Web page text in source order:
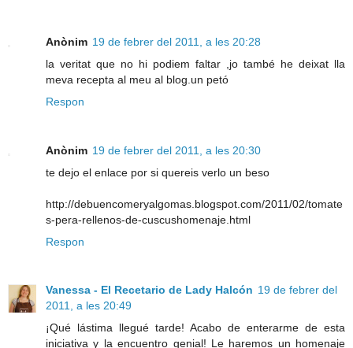
Anònim 19 de febrer del 2011, a les 20:28
la veritat que no hi podiem faltar ,jo també he deixat lla
meva recepta al meu al blog.un petó
Respon
Anònim 19 de febrer del 2011, a les 20:30
te dejo el enlace por si quereis verlo un beso
http://debuencomeryalgomas.blogspot.com/2011/02/tomate
s-pera-rellenos-de-cuscushomenaje.html
Respon
Vanessa - El Recetario de Lady Halcón 19 de febrer del
2011, a les 20:49
¡Qué lástima llegué tarde! Acabo de enterarme de esta
iniciativa y la encuentro genial! Le haremos un homenaje